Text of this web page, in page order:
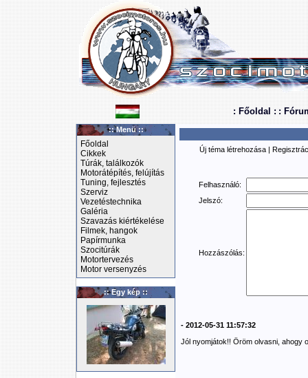
: Főoldal : :
:: Menü ::
Főoldal
Cikkek
Túrák, találkozók
Motorátépítés, felújítás
Tuning, fejlesztés
Szerviz
Vezetéstechnika
Galéria
Szavazás kiértékelése
Filmek, hangok
Papírmunka
Szocitúrák
Motortervezés
Motor versenyzés
:: Egy kép ::
Új téma létrehozása |
Felhasználó:
Jelszó:
Hozzászólás:
- 2012-05-31 11:57:32
Jól nyomjátok!! Öröm olvasni, ahogy